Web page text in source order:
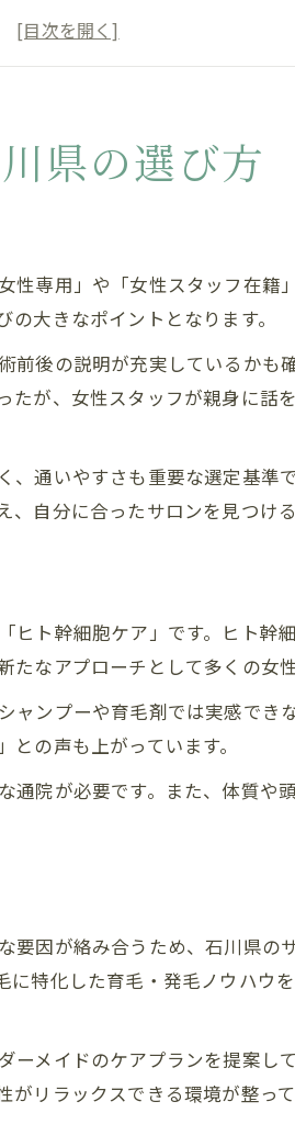
に欠かせない女性専用の条件
相談しやすい薄毛サロンの特徴
石川発の最新薄毛ケア
すめヒト幹細胞ケアの効果と特徴
用した女性向け薄毛対策のポイン
化する石川県ヒト幹細胞ケア最
おけるヒト幹細胞技術のメリット
川県の薄毛対策法
石川県サロンの頭皮洗浄体験談
歩は石川県の頭皮洗浄から始め
県の薄毛サロン頭皮ケア実例
話題の育毛サポート体験
幹細胞育毛サポートの最新体験
ンで実践できる育毛サポート法
サポートに挑戦する女性の声
の石川県サロン体験談まとめ
毛サポートの実際を徹底解説
とヒト幹細胞治療の実態
のメリットと薄毛女性のリアル
幹細胞治療の選択ポイント解説
毛女性向けサロン活用術
の髪へ導くサロン活用法
県の選び方
専用」や「女性スタッフ在籍
大きなポイントとなります。
後の説明が充実しているかも
が、女性スタッフが親身に話
通いやすさも重要な選定基準
自分に合ったサロンを見つけ
ト幹細胞ケア」です。ヒト幹
なアプローチとして多くの女
ンプーや育毛剤では実感でき
の声も上がっています。
院が必要です。また、体質や
因が絡み合うため、石川県の
特化した育毛・発毛ノウハウ
メイドのケアプランを提案し
リラックスできる環境が整って